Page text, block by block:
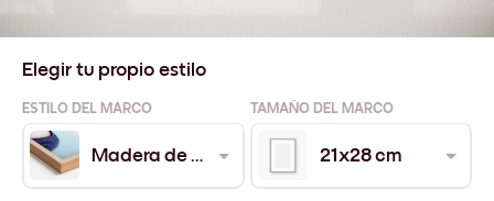
Elegir tu propio estilo
ESTILO DEL MARCO TAMAÑO DEL MARCO
Madera de Roble 21x28 cm